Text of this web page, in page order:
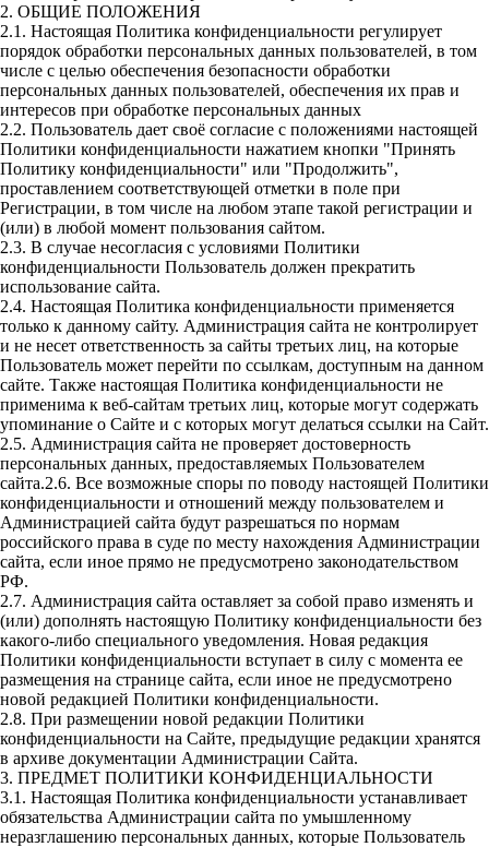
2. ОБЩИЕ ПОЛОЖЕНИЯ
2.1. Настоящая Политика конфиденциальности регулирует
порядок обработки персональных данных пользователей, в том
числе с целью обеспечения безопасности обработки
персональных данных пользователей, обеспечения их прав и
интересов при обработке персональных данных
2.2. Пользователь дает своё согласие с положениями настоящей
Политики конфиденциальности нажатием кнопки "Принять
Политику конфиденциальности" или "Продолжить",
проставлением соответствующей отметки в поле при
Регистрации, в том числе на любом этапе такой регистрации и
(или) в любой момент пользования сайтом.
2.3. В случае несогласия с условиями Политики
конфиденциальности Пользователь должен прекратить
использование сайта.
2.4. Настоящая Политика конфиденциальности применяется
только к данному сайту. Администрация сайта не контролирует
и не несет ответственность за сайты третьих лиц, на которые
Пользователь может перейти по ссылкам, доступным на данном
сайте. Также настоящая Политика конфиденциальности не
применима к веб-сайтам третьих лиц, которые могут содержать
упоминание о Сайте и с которых могут делаться ссылки на Сайт.
2.5. Администрация сайта не проверяет достоверность
персональных данных, предоставляемых Пользователем
сайта.2.6. Все возможные споры по поводу настоящей Политики
конфиденциальности и отношений между пользователем и
Администрацией сайта будут разрешаться по нормам
российского права в суде по месту нахождения Администрации
сайта, если иное прямо не предусмотрено законодательством
РФ.
2.7. Администрация сайта оставляет за собой право изменять и
(или) дополнять настоящую Политику конфиденциальности без
какого-либо специального уведомления. Новая редакция
Политики конфиденциальности вступает в силу с момента ее
размещения на странице сайта, если иное не предусмотрено
новой редакцией Политики конфиденциальности.
2.8. При размещении новой редакции Политики
конфиденциальности на Сайте, предыдущие редакции хранятся
в архиве документации Администрации Сайта.
3. ПРЕДМЕТ ПОЛИТИКИ КОНФИДЕНЦИАЛЬНОСТИ
3.1. Настоящая Политика конфиденциальности устанавливает
обязательства Администрации сайта по умышленному
неразглашению персональных данных, которые Пользователь